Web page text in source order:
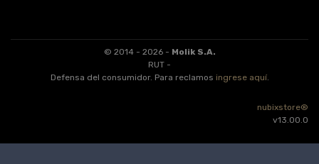
© 2014 - 2026 - Molik S.A.
RUT -
Defensa del consumidor. Para reclamos ingrese aquí.
nubixstore®
v13.00.0